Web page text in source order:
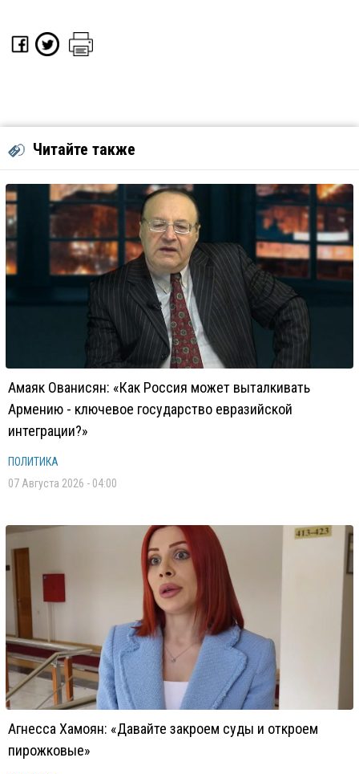
Читайте также
Амаяк Ованисян: «Как Россия может выталкивать
Армению - ключевое государство евразийской
интеграции?»
ПОЛИТИКА
07 Августа 2026 - 04:00
Агнесса Хамоян: «Давайте закроем суды и откроем
пирожковые»